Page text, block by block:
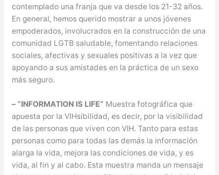
contemplado una franja que va desde los 21-32 años.
En general, hemos querido mostrar a unos jóvenes
empoderados, involucrados en la construcción de una
comunidad LGTB saludable, fomentando relaciones
sociales, afectivas y sexuales positivas a la vez que
apoyando a sus amistades en la práctica de un sexo
más seguro.
– “INFORMATION IS LIFE” Muestra fotográfica que
apuesta por la VIHsibilidad, es decir, por la visibilidad
de las personas que viven con VIH. Tanto para estas
personas como para todas las demás la información
alarga la vida, mejora las condiciones de vida, y es
vida, al fin y al cabo. Esta muestra manda un mensaje